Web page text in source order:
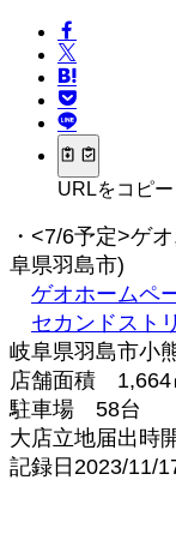
URLをコピー
・<7/6予定>ゲ
阜県羽島市)
ゲオホームペ
セカンドスト
岐阜県羽島市小
店舗面積 1,664
駐車場 58台
大店立地届出時
記録日2023/11/